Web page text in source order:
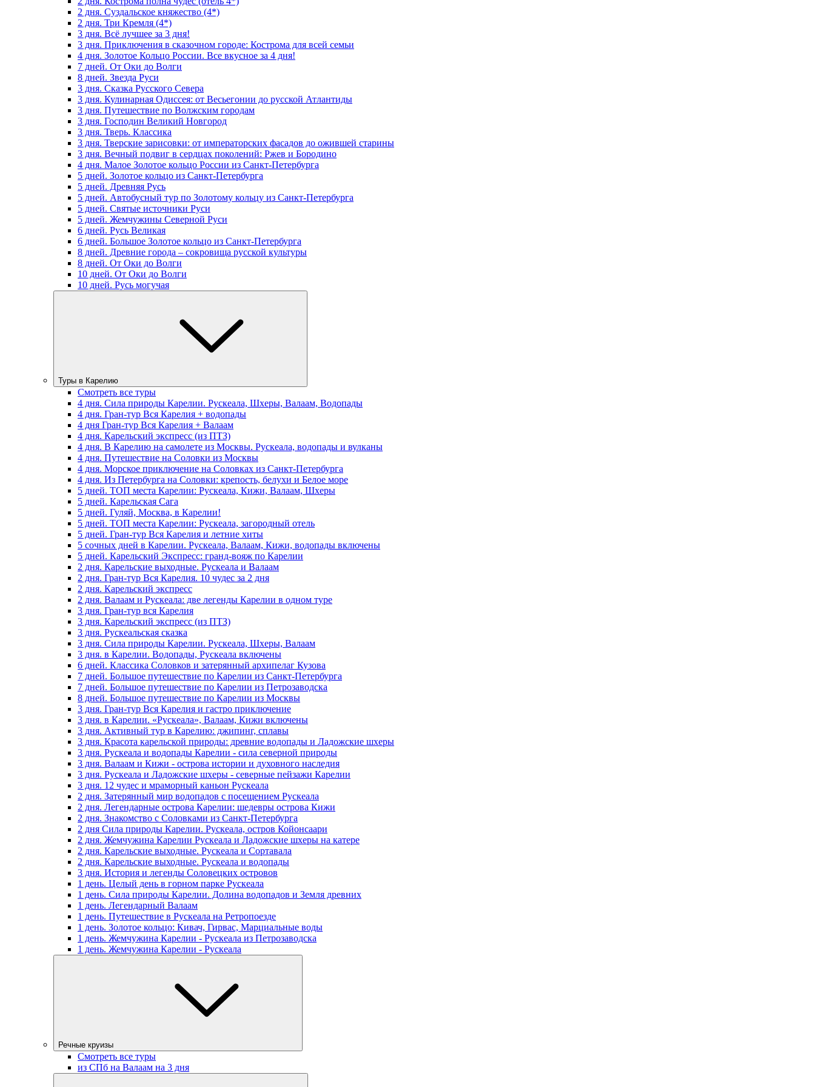
2 дня. Суздальское княжество (4*)
2 дня. Три Кремля (4*)
3 дня. Всё лучшее за 3 дня!
3 дня. Приключения в сказочном городе: Кострома для всей семьи
4 дня. Золотое Кольцо России. Все вкусное за 4 дня!
7 дней. От Оки до Волги
8 дней. Звезда Руси
3 дня. Сказка Русского Севера
3 дня. Кулинарная Одиссея: от Весьегонии до русской Атлантиды
3 дня. Путешествие по Волжским городам
3 дня. Господин Великий Новгород
3 дня. Тверь. Классика
3 дня. Тверские зарисовки: от императорских фасадов до ожившей старины
3 дня. Вечный подвиг в сердцах поколений: Ржев и Бородино
4 дня. Малое Золотое кольцо России из Санкт-Петербурга
5 дней. Золотое кольцо из Санкт-Петербурга
5 дней. Древняя Русь
5 дней. Автобусный тур по Золотому кольцу из Санкт-Петербурга
5 дней. Святые источники Руси
5 дней. Жемчужины Северной Руси
6 дней. Русь Великая
6 дней. Большое Золотое кольцо из Санкт-Петербурга
8 дней. Древние города – сокровища русской культуры
8 дней. От Оки до Волги
10 дней. От Оки до Волги
10 дней. Русь могучая
Туры в Карелию
Смотреть все туры
4 дня. Сила природы Карелии. Рускеала, Шхеры, Валаам, Водопады
4 дня. Гран-тур Вся Карелия + водопады
4 дня Гран-тур Вся Карелия + Валаам
4 дня. Карельский экспресс (из ПТЗ)
4 дня. В Карелию на самолете из Москвы. Рускеала, водопады и вулканы
4 дня. Путешествие на Соловки из Москвы
4 дня. Морское приключение на Соловках из Санкт-Петербурга
4 дня. Из Петербурга на Соловки: крепость, белухи и Белое море
5 дней. ТОП места Карелии: Рускеала, Кижи, Валаам, Шхеры
5 дней. Карельская Сага
5 дней. Гуляй, Москва, в Карелии!
5 дней. ТОП места Карелии: Рускеала, загородный отель
5 дней. Гран-тур Вся Карелия и летние хиты
5 сочных дней в Карелии. Рускеала, Валаам, Кижи, водопады включены
5 дней. Карельский Экспресс: гранд-вояж по Карелии
2 дня. Карельские выходные. Рускеала и Валаам
2 дня. Гран-тур Вся Карелия. 10 чудес за 2 дня
2 дня. Карельский экспресс
2 дня. Валаам и Рускеала: две легенды Карелии в одном туре
3 дня. Гран-тур вся Карелия
3 дня. Карельский экспресс (из ПТЗ)
3 дня. Рускеальская сказка
3 дня. Сила природы Карелии. Рускеала, Шхеры, Валаам
3 дня. в Карелии. Водопады, Рускеала включены
6 дней. Классика Соловков и затерянный архипелаг Кузова
7 дней. Большое путешествие по Карелии из Санкт-Петербурга
7 дней. Большое путешествие по Карелии из Петрозаводска
8 дней. Большое путешествие по Карелии из Москвы
3 дня. Гран-тур Вся Карелия и гастро приключение
3 дня. в Карелии. «Рускеала», Валаам, Кижи включены
3 дня. Активный тур в Карелию: джипинг, сплавы
3 дня. Красота карельской природы: древние водопады и Ладожские шхеры
3 дня. Рускеала и водопады Карелии - сила северной природы
3 дня. Валаам и Кижи - острова истории и духовного наследия
3 дня. Рускеала и Ладожские шхеры - северные пейзажи Карелии
3 дня. 12 чудес и мраморный каньон Рускеала
2 дня. Затерянный мир водопадов с посещением Рускеала
2 дня. Легендарные острова Карелии: шедевры острова Кижи
2 дня. Знакомство с Соловками из Санкт-Петербурга
2 дня Сила природы Карелии. Рускеала, остров Койонсаари
2 дня. Жемчужина Карелии Рускеала и Ладожские шхеры на катере
2 дня. Карельские выходные. Рускеала и Сортавала
2 дня. Карельские выходные. Рускеала и водопады
3 дня. История и легенды Соловецких островов
1 день. Целый день в горном парке Рускеала
1 день. Сила природы Карелии. Долина водопадов и Земля древних
1 день. Легендарный Валаам
1 день. Путешествие в Рускеала на Ретропоезде
1 день. Золотое кольцо: Кивач, Гирвас, Марциальные воды
1 день. Жемчужина Карелии - Рускеала из Петрозаводска
1 день. Жемчужина Карелии - Рускеала
Речные круизы
Смотреть все туры
из СПб на Валаам на 3 дня